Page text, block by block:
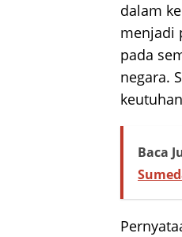
dalam
menjadi
pada
negara.
Baca